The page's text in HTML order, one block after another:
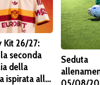
Kit 26/27:
seconda
della
ispirata alla
Seduta